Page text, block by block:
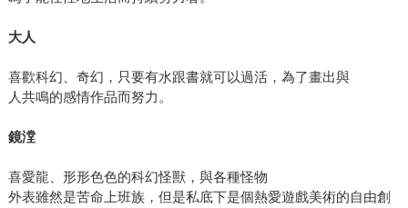
大人
喜歡科幻、奇幻，只要有水跟書就可以過活，為了畫出與
人共鳴的感情作品而努力。
鏡漟
喜愛龍、形形色色的科幻怪獸，與各種怪物
外表雖然是苦命上班族，但是私底下是個熱愛遊戲美術的自由創